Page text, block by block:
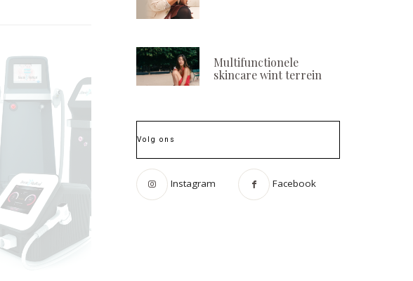
Multifunctionele
skincare wint terrein
Volg ons
Instagram Facebook